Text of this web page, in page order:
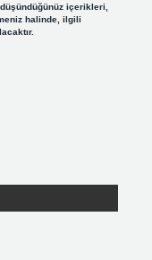
içerikleri,
halinde, ilgili